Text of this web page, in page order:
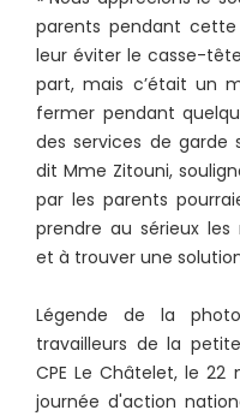
parents pendant cette
leur éviter le casse-
part, mais c’était un
fermer pendant
des services de garde
dit Mme Zitouni,
par les parents
prendre au sérieux les
et à trouver une
Légende de la
travailleurs de la
CPE Le Châtelet, le
journée d'action